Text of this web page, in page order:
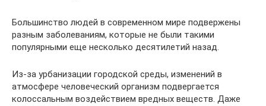
Большинство людей в современном мире подвержены
разным заболеваниям, которые не были такими
популярными еще несколько десятилетий назад.
Из-за урбанизации городской среды, изменений в
атмосфере человеческий организм подвергается
колоссальным воздействием вредных веществ. Даже